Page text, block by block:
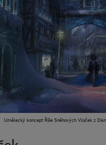
Umělecký koncept Říše Sněhových Vloček z